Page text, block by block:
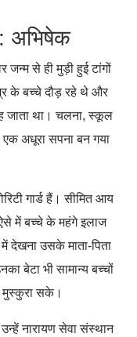
अभिषेक
जन्म से ही मुड़ी हुई टांगों
के बच्चे दौड़ रहे थे और
जाता था। चलना, स्कूल
अधूरा सपना बन गया
गार्ड हैं। सीमित आय
ऐसे में बच्चे के महंगे इलाज
देखना उसके माता-पिता
बेटा भी सामान्य बच्चों
सके।
नारायण सेवा संस्थान